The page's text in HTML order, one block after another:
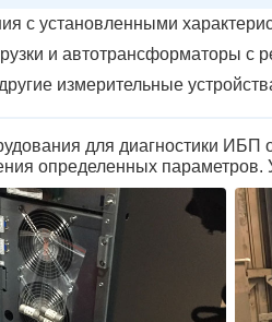
с установленными
и автотрансформаторы с
измерительные
для диагностики ИБП
определенных параметров.